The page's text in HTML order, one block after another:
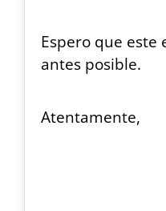
Espero que este
antes posible.
Atentamente,